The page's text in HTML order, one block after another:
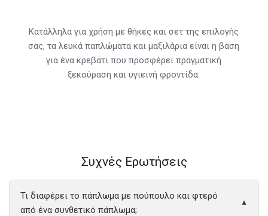
Κατάλληλα για χρήση με θήκες και σετ της επιλογής
σας, τα λευκά παπλώματα και μαξιλάρια είναι η βάση
για ένα κρεβάτι που προσφέρει πραγματική
ξεκούραση και υγιεινή φροντίδα.
Συχνές Ερωτήσεις
Τι διαφέρει το πάπλωμα με πούπουλο και φτερό
από ένα συνθετικό πάπλωμα;
▼